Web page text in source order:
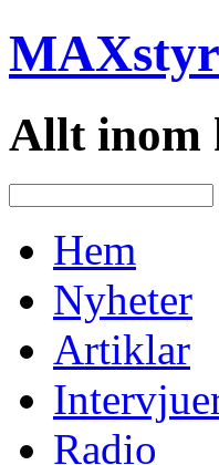
Allt inom
Hem
Nyheter
Artiklar
Radio